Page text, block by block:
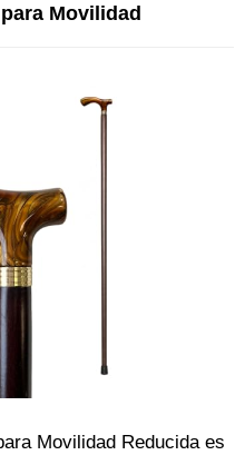
Movilidad
Movilidad Reducida es